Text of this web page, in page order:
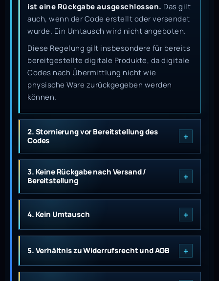
ist eine Rückgabe ausgeschlossen. Das gilt
auch, wenn der Code erstellt oder versendet
wurde. Ein Umtausch wird nicht angeboten.
Diese Regelung gilt insbesondere für bereits
bereitgestellte digitale Produkte, da digitale
Codes nach Übermittlung nicht wie
physische Ware zurückgegeben werden
können.
2. Stornierung vor Bereitstellung des
Codes
3. Keine Rückgabe nach Versand /
Bereitstellung
4. Kein Umtausch
5. Verhältnis zu Widerrufsrecht und AGB